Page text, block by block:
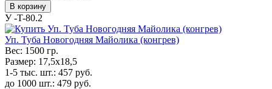
В корзину
У -T-80.2
Уп. Туба Новогодняя Майолика (конгрев)
Вес: 1500 гр.
Размер: 17,5x18,5
1-5 тыс. шт.: 457 руб.
до 1000 шт.: 479 руб.